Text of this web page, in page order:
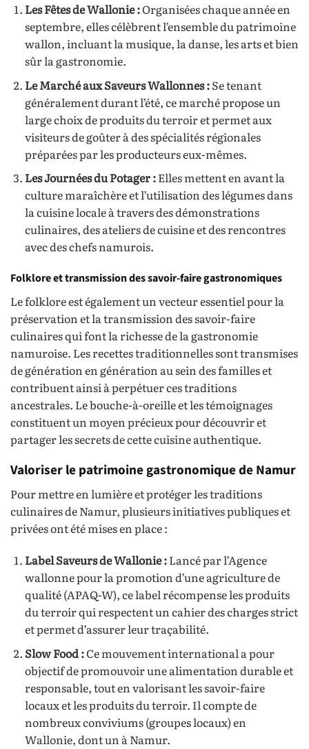
Les Fêtes de Wallonie :Organisées chaque année en
septembre, elles célèbrent l’ensemble du patrimoine
wallon, incluant la musique, la danse, les arts et bien
sûr la gastronomie.
Le Marché aux Saveurs Wallonnes :Se tenant
généralement durant l’été, ce marché propose un
large choix de produits du terroir et permet aux
visiteurs de goûter à des spécialités régionales
préparées par les producteurs eux-mêmes.
Les Journées du Potager :Elles mettent en avant la
culture maraîchère et l’utilisation des légumes dans
la cuisine locale à travers des démonstrations
culinaires, des ateliers de cuisine et des rencontres
avec des chefs namurois.
Folklore et transmission des savoir-faire gastronomiques
Le folklore est également un vecteur essentiel pour la
préservation et la transmission des savoir-faire
culinaires qui font la richesse de la gastronomie
namuroise. Les recettes traditionnelles sont transmises
de génération en génération au sein des familles et
contribuent ainsi à perpétuer ces traditions
ancestrales. Le bouche-à-oreille et les témoignages
constituent un moyen précieux pour découvrir et
partager les secrets de cette cuisine authentique.
Valoriser le patrimoine gastronomique de Namur
Pour mettre en lumière et protéger les traditions
culinaires de Namur, plusieurs initiatives publiques et
privées ont été mises en place :
Label Saveurs de Wallonie :Lancé par l’Agence
wallonne pour la promotion d’une agriculture de
qualité (APAQ-W), ce label récompense les produits
du terroir qui respectent un cahier des charges strict
et permet d’assurer leur traçabilité.
Slow Food :Ce mouvement international a pour
objectif de promouvoir une alimentation durable et
responsable, tout en valorisant les savoir-faire
locaux et les produits du terroir. Il compte de
nombreux conviviums (groupes locaux) en
Wallonie, dont un à Namur.